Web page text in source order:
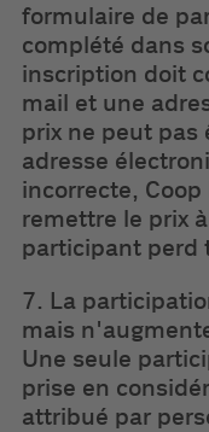
formulaire de
complété dans
inscription doit
mail et une
prix ne peut pas
adresse
incorrecte, Coop
remettre le prix
participant perd
7. La
mais
Une seule
prise en
attribué par